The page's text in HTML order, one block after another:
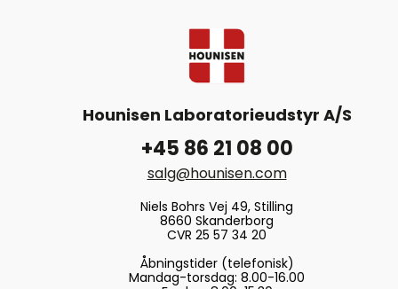
Hounisen Laboratorieudstyr A/S
+45 86 21 08 00
salg@hounisen.com
Niels Bohrs Vej 49, Stilling
8660 Skanderborg
CVR 25 57 34 20
Åbningstider (telefonisk)
Mandag-torsdag: 8.00-16.00